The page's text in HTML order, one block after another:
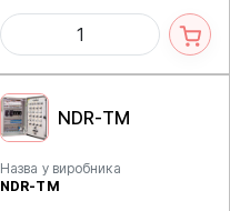
NDR-TM
Назва у виробника
NDR-TM